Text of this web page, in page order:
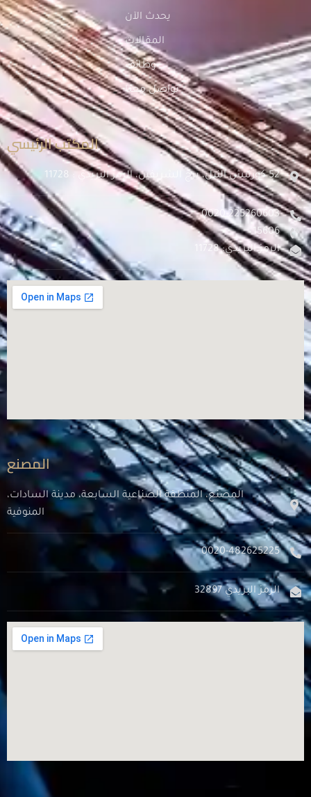
يحدث الآن
المقالات
وظائف
تواصل معنا
المكتب الرئيسي
52 كورنيش النيل، برج الشريفين، الرمز البريدي : 11728
0020-225260603
15606
الرمز البريدي: 11728
المصنع
المصنع، المنطقة الصناعية السابعة، مدينة السادات،
المنوفية
0020-482625225
الرمز البريدي 32897